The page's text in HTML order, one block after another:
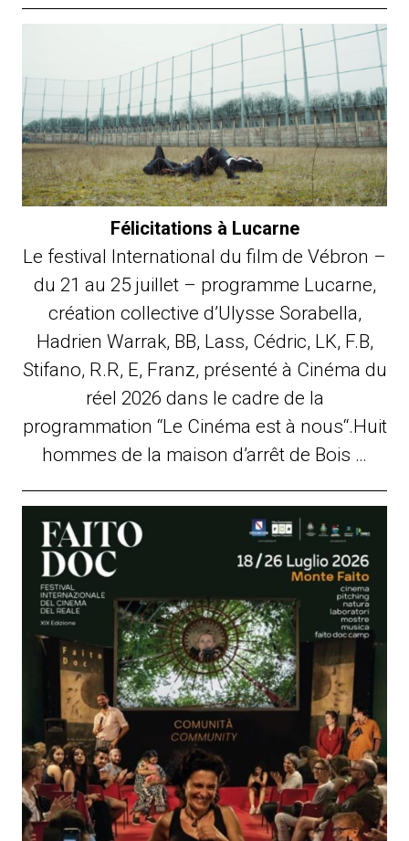
Félicitations à Lucarne
Le festival International du film de Vébron –
du 21 au 25 juillet – programme Lucarne,
création collective d’Ulysse Sorabella,
Hadrien Warrak, BB, Lass, Cédric, LK, F.B,
Stifano, R.R, E, Franz, présenté à Cinéma du
réel 2026 dans le cadre de la
programmation “Le Cinéma est à nous“.Huit
hommes de la maison d’arrêt de Bois …